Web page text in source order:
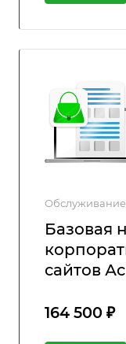
Обслуживание
Базовая
сайтов
164 500 ₽